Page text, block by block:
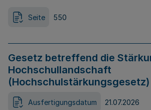
Seite 550
Gesetz betreffend die
Hochschullandschaft
(Hochschulstärkungsgesetz)
Ausfertigungsdatum 21.07.2026